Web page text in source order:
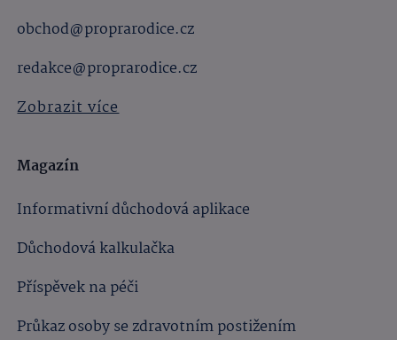
obchod@proprarodice.cz
redakce@proprarodice.cz
Zobrazit více
Magazín
Informativní důchodová aplikace
Důchodová kalkulačka
Příspěvek na péči
Průkaz osoby se zdravotním postižením